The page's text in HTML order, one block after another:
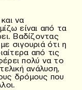
να
είναι από τα
Βαδίζοντας
σιγουριά ότι η
από τις
πολύ να το
ανάλυση,
δρόμους που